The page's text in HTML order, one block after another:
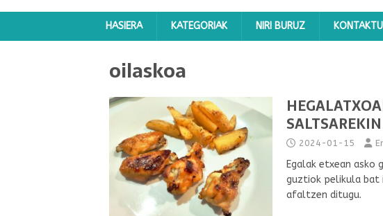
HASIERA KATEGORIAK NIRI BURUZ
oilaskoa
SALTSAREKIN
2024-01-15
Egalak etxean
guztiok pelikula bat
afaltzen ditugu.